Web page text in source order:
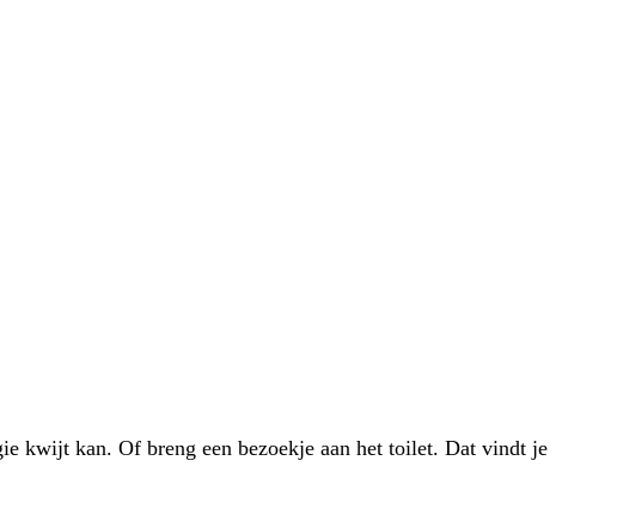
kwijt kan. Of breng een bezoekje aan het toilet. Dat vindt je